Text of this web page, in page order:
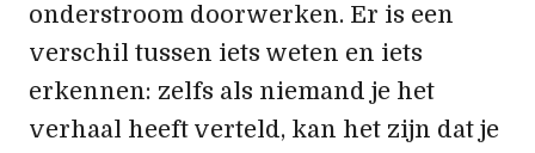
onderstroom doorwerken. Er is een
verschil tussen iets weten en iets
erkennen: zelfs als niemand je het
verhaal heeft verteld, kan het zijn dat je